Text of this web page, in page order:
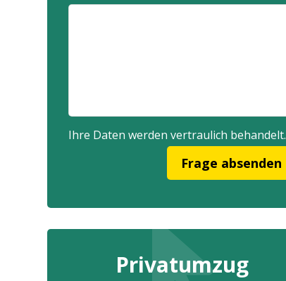
Ihre Daten werden vertraulich behandelt.
Privatumzug